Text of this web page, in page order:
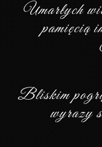
Umarłych
pamięcią
Bliskim
wyrazy